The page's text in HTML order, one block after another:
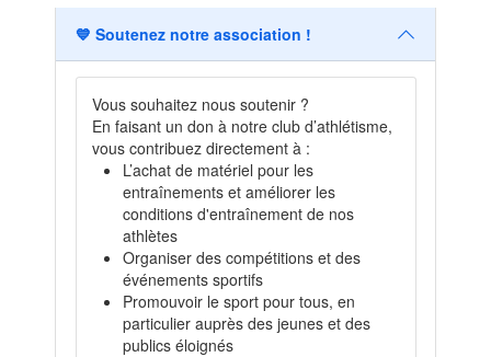
💙 Soutenez notre association !
Vous souhaitez nous soutenir ?
En faisant un don à notre club d’athlétisme,
vous contribuez directement à :
L’achat de matériel pour les
entraînements et améliorer les
conditions d'entraînement de nos
athlètes
Organiser des compétitions et des
événements sportifs
Promouvoir le sport pour tous, en
particulier auprès des jeunes et des
publics éloignés